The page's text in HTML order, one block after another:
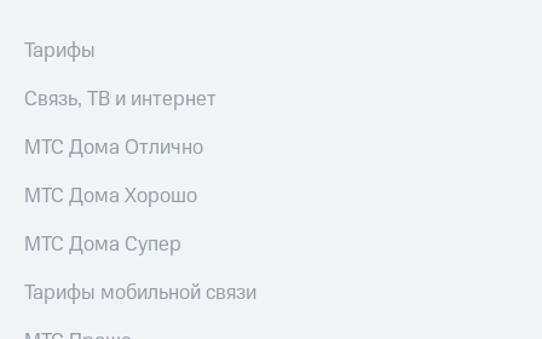
Выберите
ТВ
тарифом
Тарифы
Интернет,
ТВ и телефон
кабинет
спутникового
ТВ
приложение
Мой
МТС
Акции
Тарифы
Связь, ТВ и интернет
МТС Дома Отлично
МТС Дома Хорошо
МТС Дома Супер
Тарифы мобильной связи